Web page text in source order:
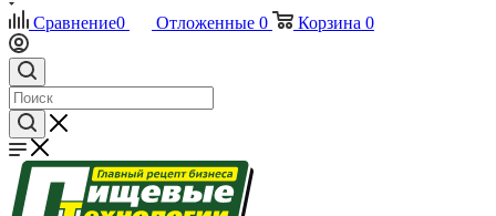
Сравнение0 Отложенные 0 Корзина 0